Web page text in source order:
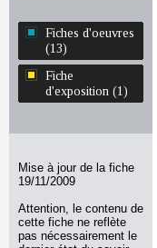
Fiches d'oeuvres
(13)
Fiche
d'exposition (1)
Mise à jour de la fiche
19/11/2009
Attention, le contenu de
cette fiche ne reflète
pas nécessairement le